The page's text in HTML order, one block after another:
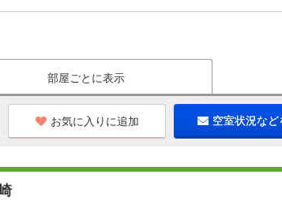
部屋ごとに表示
お気に入りに追加 空室状況な